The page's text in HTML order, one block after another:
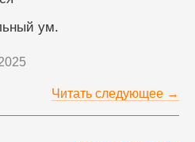
ум.
Читать следующее →